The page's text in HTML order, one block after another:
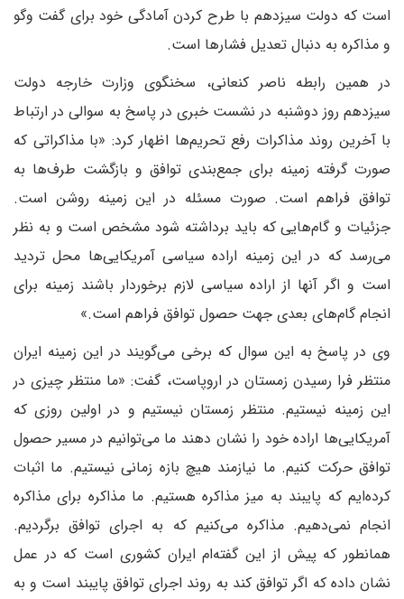
است که دولت سیزدهم با طرح کردن آمادگی خود برای گفت وگو
و مذاکره به دنبال تعدیل فشارها است.
در همین رابطه ناصر کنعانی، سخنگوی وزارت خارجه دولت
سیزدهم روز دوشنبه در نشست خبری در پاسخ به سوالی در ارتباط
با آخرین روند مذاکرات رفع تحریم‌ها اظهار کرد: «با مذاکراتی که
صورت گرفته زمینه برای جمع‌بندی توافق و بازگشت طرف‌ها به
توافق فراهم است. صورت مسئله در این زمینه روشن است.
جزئیات و گام‌هایی که باید برداشته شود مشخص است و به نظر
می‌رسد که در این زمینه اراده سیاسی آمریکایی‌ها محل تردید
است و اگر آنها از اراده سیاسی لازم برخوردار باشند زمینه برای
انجام گام‌های بعدی جهت حصول توافق فراهم است.»
وی در پاسخ به این سوال که برخی می‌گویند در این زمینه ایران
منتظر فرا رسیدن زمستان در اروپاست، گفت: «ما منتظر چیزی در
این زمینه نیستیم. منتظر زمستان نیستیم و در اولین روزی که
آمریکایی‌ها اراده خود را نشان دهند ما می‌توانیم در مسیر حصول
توافق حرکت کنیم. ما نیازمند هیچ بازه زمانی نیستیم. ما اثبات
کرده‌ایم که پایبند به میز مذاکره هستیم. ما مذاکره برای مذاکره
انجام نمی‌دهیم. مذاکره می‌کنیم که به اجرای توافق برگردیم.
همانطور که پیش از این گفته‌ام ایران کشوری است که در عمل
نشان داده که اگر توافق کند به روند اجرای توافق پایبند است و به